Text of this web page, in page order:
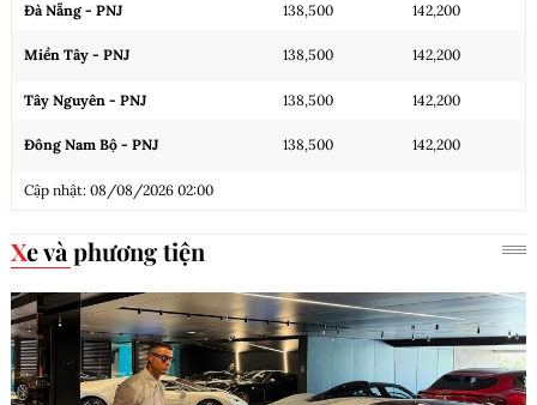
Đà Nẵng - PNJ 138,500 142,200
Miền Tây - PNJ 138,500 142,200
Tây Nguyên - PNJ 138,500 142,200
Đông Nam Bộ - PNJ 138,500 142,200
Cập nhật: 08/08/2026 02:00
Xe và phương tiện